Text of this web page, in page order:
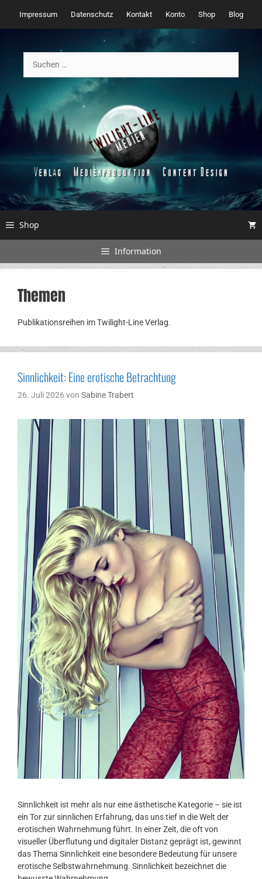
Inhalt
springen
Impressum Datenschutz Kontakt Konto Shop Blog
nach:
Shop
Information
Themen
Publikationsreihen im Twilight-Line Verlag.
Sinnlichkeit: Eine erotische Betrachtung
26. Juli 2026 von Sabine Trabert
Sinnlichkeit ist mehr als nur eine ästhetische Kategorie – sie ist
ein Tor zur sinnlichen Erfahrung, das uns tief in die Welt der
erotischen Wahrnehmung führt. In einer Zeit, die oft von
visueller Überflutung und digitaler Distanz geprägt ist, gewinnt
das Thema Sinnlichkeit eine besondere Bedeutung für unsere
erotische Selbstwahrnehmung. Sinnlichkeit bezeichnet die